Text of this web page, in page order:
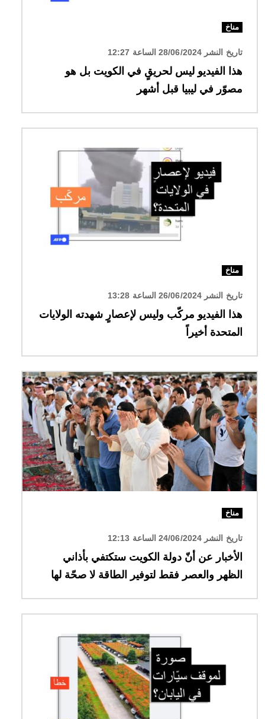
مناخ
تاريخ النشر 28/06/2024 الساعة 12:27
هذا الفيديو ليس لحريقٍ في الكويت بل هو
مصوّر في ليبيا قبل أشهر
مناخ
تاريخ النشر 26/06/2024 الساعة 13:28
هذا الفيديو مركّب وليس لإعصارٍ شهدته الولايات
المتحدة أخيراً
الصورة
مناخ
تاريخ النشر 24/06/2024 الساعة 12:13
الأخبار عن أنّ دولة الكويت ستكتفي بأذاني
الظهر والعصر فقط لتوفير الطاقة لا صحّة لها